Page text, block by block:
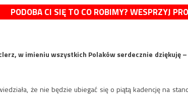
PODOBA CI SIĘ TO CO ROBIMY? WESPRZYJ
w imieniu wszystkich Polaków serdecznie dziękuję
że nie będzie ubiegać się o piątą kadencję na